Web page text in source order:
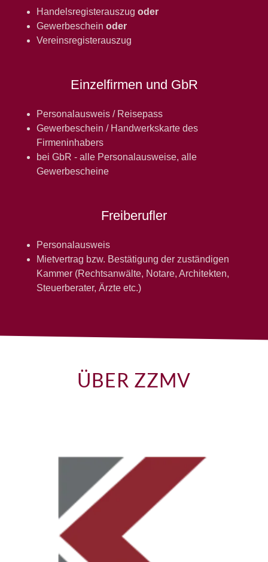
Handelsregisterauszug oder
Gewerbeschein oder
Vereinsregisterauszug
Einzelfirmen und GbR
Personalausweis / Reisepass
Gewerbeschein / Handwerkskarte des
Firmeninhabers
bei GbR - alle Personalausweise, alle
Gewerbescheine
Freiberufler
Personalausweis
Mietvertrag bzw. Bestätigung der zuständigen
Kammer (Rechtsanwälte, Notare, Architekten,
Steuerberater, Ärzte etc.)
ÜBER ZZMV